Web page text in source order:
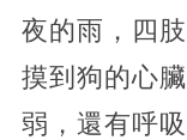
夜的雨，四
摸到狗的心
弱，還有呼